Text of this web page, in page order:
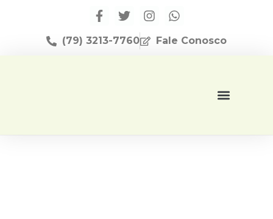
(79) 3213-7760 Fale Conosco